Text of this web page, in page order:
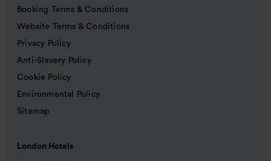
Booking Terms & Conditions
Website Terms & Conditions
Privacy Policy
Anti-Slavery Policy
Cookie Policy
Environmental Policy
Sitemap
London Hotels